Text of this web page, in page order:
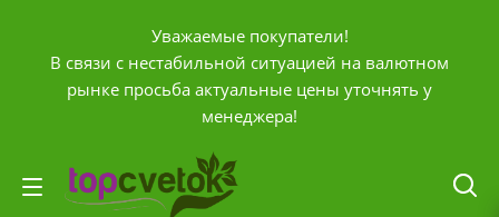
Уважаемые покупатели!
В связи с нестабильной ситуацией на валютном
рынке просьба актуальные цены уточнять у
менеджера!